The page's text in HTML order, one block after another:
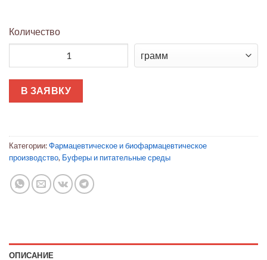
Количество
В ЗАЯВКУ
Категории:Фармацевтическое и биофармацевтическое
производство, Буферы и питательные среды
ОПИСАНИЕ